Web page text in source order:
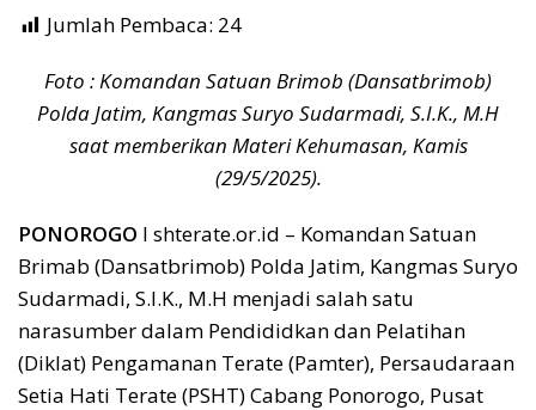
Jumlah Pembaca: 24
Foto : Komandan Satuan Brimob (Dansatbrimob)
Polda Jatim, Kangmas Suryo Sudarmadi, S.I.K., M.H
saat memberikan Materi Kehumasan, Kamis
(29/5/2025).
PONOROGO I shterate.or.id – Komandan Satuan
Brimab (Dansatbrimob) Polda Jatim, Kangmas Suryo
Sudarmadi, S.I.K., M.H menjadi salah satu
narasumber dalam Pendididkan dan Pelatihan
(Diklat) Pengamanan Terate (Pamter), Persaudaraan
Setia Hati Terate (PSHT) Cabang Ponorogo, Pusat